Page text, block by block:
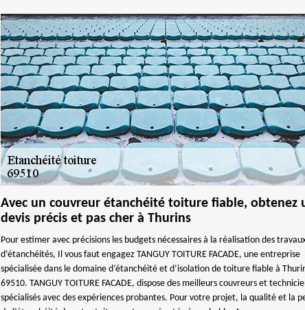
Avec un couvreur étanchéité toiture fiable, obtenez
devis précis et pas cher à Thurins
Pour estimer avec précisions les budgets nécessaires à la réalisation des
d’étanchéités, Il vous faut engagez TANGUY TOITURE FACADE, une entreprise
spécialisée dans le domaine d’étanchéité et d’isolation de toiture fiable à
69510. TANGUY TOITURE FACADE, dispose des meilleurs couvreurs et
spécialisés avec des expériences probantes. Pour votre projet, la qualité et la